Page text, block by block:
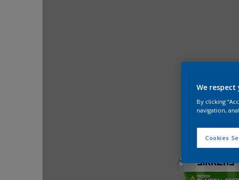
We respect
By clicking
navigation,
Cookies